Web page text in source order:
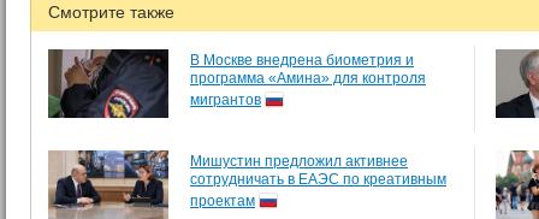
Смотрите также
В Москве внедрена биометрия и
программа «Амина» для контроля
мигрантов
Мишустин предложил активнее
сотрудничать в ЕАЭС по креативным
проектам